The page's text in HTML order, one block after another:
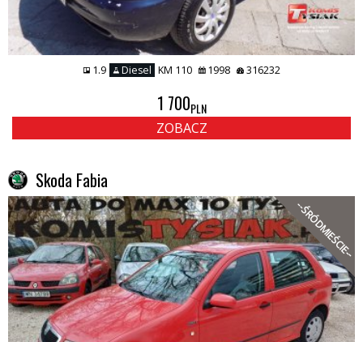
1.9 Diesel KM 110 1998 316232
1 700PLN
ZOBACZ
Skoda Fabia
--ŚRÓDMIEŚCIE--